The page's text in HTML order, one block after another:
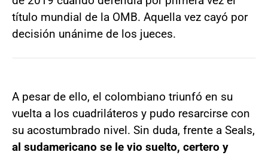
título mundial de la OMB. Aquella vez cayó por
decisión unánime de los jueces.
A pesar de ello, el colombiano triunfó en su
vuelta a los cuadriláteros y pudo resarcirse con
su acostumbrado nivel. Sin duda, frente a Seals,
al sudamericano se le vio suelto, certero y